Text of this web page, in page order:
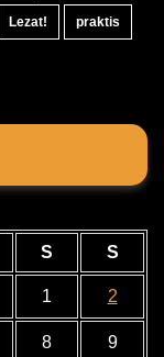
Lezat! praktis
S S
1 2
8 9